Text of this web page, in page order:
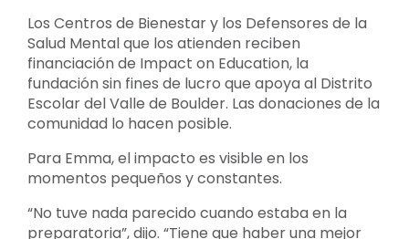
Los Centros de Bienestar y los Defensores de la
Salud Mental que los atienden reciben
financiación de Impact on Education, la
fundación sin fines de lucro que apoya al Distrito
Escolar del Valle de Boulder. Las donaciones de la
comunidad lo hacen posible.
Para Emma, el impacto es visible en los
momentos pequeños y constantes.
“No tuve nada parecido cuando estaba en la
preparatoria”, dijo. “Tiene que haber una mejor